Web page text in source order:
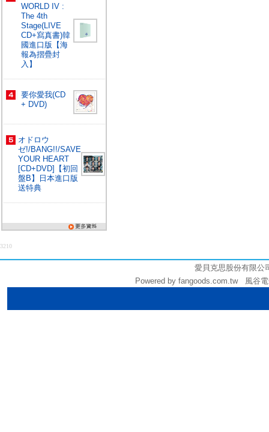
WORLD IV :
The 4th
Stage(LIVE
CD+寫真書)韓
國進口版【海
報為摺疊封
入】
要你愛我(CD
+ DVD)
オドロウ
ゼ!/BANG!!/SAVE
YOUR HEART
[CD+DVD]【初回
盤B】日本進口版
送特典
3210
愛貝克思股份有限
Powered by fangoods.com.tw 風谷電子商